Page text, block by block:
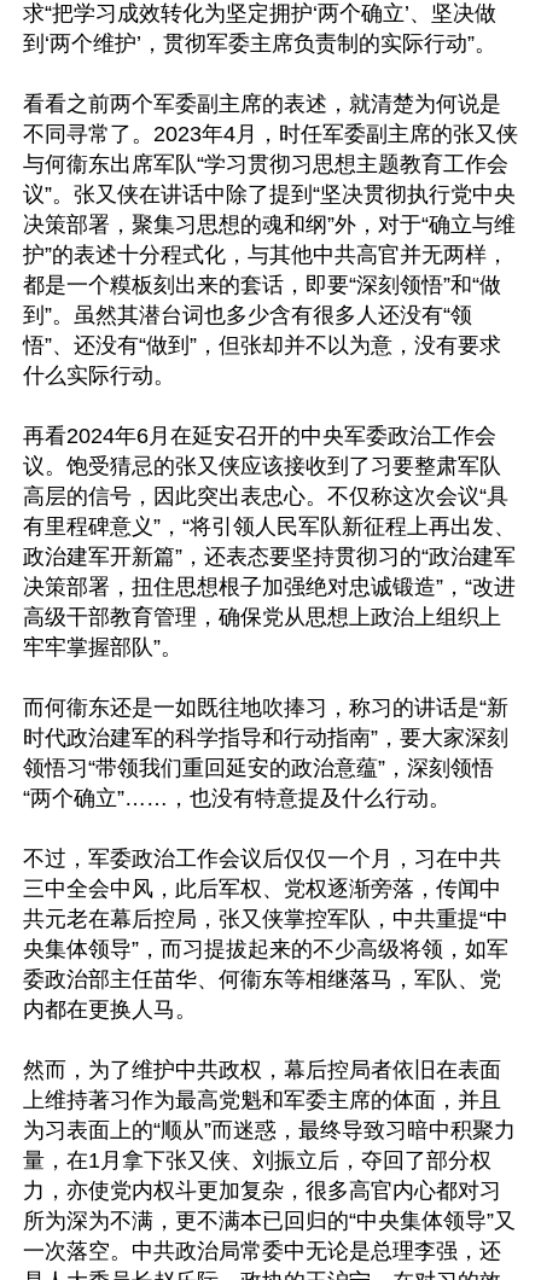
求“把学习成效转化为坚定拥护‘两个确立’、坚决做
到‘两个维护’，贯彻军委主席负责制的实际行动”。
看看之前两个军委副主席的表述，就清楚为何说是
不同寻常了。2023年4月，时任军委副主席的张又侠
与何衞东出席军队“学习贯彻习思想主题教育工作会
议”。张又侠在讲话中除了提到“坚决贯彻执行党中央
决策部署，聚集习思想的魂和纲”外，对于“确立与维
护”的表述十分程式化，与其他中共高官并无两样，
都是一个糢板刻出来的套话，即要“深刻领悟”和“做
到”。虽然其潜台词也多少含有很多人还没有“领
悟”、还没有“做到”，但张却并不以为意，没有要求
什么实际行动。
再看2024年6月在延安召开的中央军委政治工作会
议。饱受猜忌的张又侠应该接收到了习要整肃军队
高层的信号，因此突出表忠心。不仅称这次会议“具
有里程碑意义”，“将引领人民军队新征程上再出发、
政治建军开新篇”，还表态要坚持贯彻习的“政治建军
决策部署，扭住思想根子加强绝对忠诚锻造”，“改进
高级干部教育管理，确保党从思想上政治上组织上
牢牢掌握部队”。
而何衞东还是一如既往地吹捧习，称习的讲话是“新
时代政治建军的科学指导和行动指南”，要大家深刻
领悟习“带领我们重回延安的政治意蕴”，深刻领悟
“两个确立”……，也没有特意提及什么行动。
不过，军委政治工作会议后仅仅一个月，习在中共
三中全会中风，此后军权、党权逐渐旁落，传闻中
共元老在幕后控局，张又侠掌控军队，中共重提“中
央集体领导”，而习提拔起来的不少高级将领，如军
委政治部主任苗华、何衞东等相继落马，军队、党
内都在更换人马。
然而，为了维护中共政权，幕后控局者依旧在表面
上维持著习作为最高党魁和军委主席的体面，并且
为习表面上的“顺从”而迷惑，最终导致习暗中积聚力
量，在1月拿下张又侠、刘振立后，夺回了部分权
力，亦使党内权斗更加复杂，很多高官内心都对习
所为深为不满，更不满本已回归的“中央集体领导”又
一次落空。中共政治局常委中无论是总理李强，还